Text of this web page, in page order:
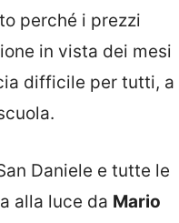
perché i prezzi
in vista dei mesi
difficile per tutti, a
Daniele e tutte le
alla luce da Mario